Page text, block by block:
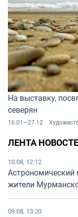
ЛЕНТА
10.08, 12:12
Астрономический
жители
09.08, 13:20
На выставку,
северян
16.01—27.12